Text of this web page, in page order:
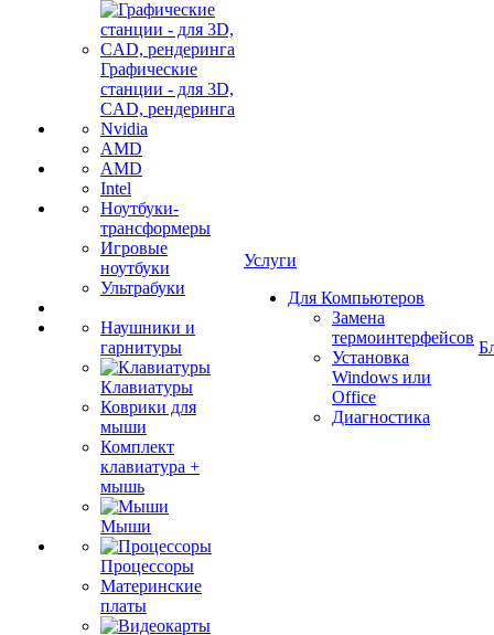
Графические
станции - для 3D,
CAD, рендеринга
Nvidia
AMD
AMD
Intel
Ноутбуки-
трансформеры
Игровые
ноутбуки
Ультрабуки
Наушники и
гарнитуры
Клавиатуры
Коврики для
мыши
Комплект
клавиатура +
мышь
Мыши
Процессоры
Материнские
платы
Услуги
Для Компьютеров
Замена
термоинтерфейсов
Установка
Windows или
Office
Диагностика